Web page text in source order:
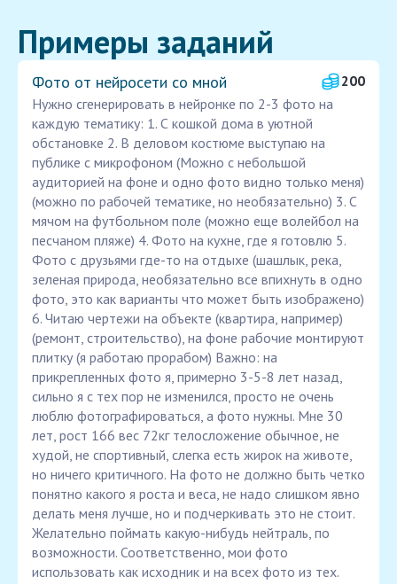
Примеры заданий
Фото от нейросети со мной
200
Нужно сгенерировать в нейронке по 2-3 фото на
каждую тематику: 1. С кошкой дома в уютной
обстановке 2. В деловом костюме выступаю на
публике с микрофоном (Можно с небольшой
аудиторией на фоне и одно фото видно только меня)
(можно по рабочей тематике, но необязательно) 3. С
мячом на футбольном поле (можно еще волейбол на
песчаном пляже) 4. Фото на кухне, где я готовлю 5.
Фото с друзьями где-то на отдыхе (шашлык, река,
зеленая природа, необязательно все впихнуть в одно
фото, это как варианты что может быть изображено)
6. Читаю чертежи на объекте (квартира, например)
(ремонт, строительство), на фоне рабочие монтируют
плитку (я работаю прорабом) Важно: на
прикрепленных фото я, примерно 3-5-8 лет назад,
сильно я с тех пор не изменился, просто не очень
люблю фотографироваться, а фото нужны. Мне 30
лет, рост 166 вес 72кг телосложение обычное, не
худой, не спортивный, слегка есть жирок на животе,
но ничего критичного. На фото не должно быть четко
понятно какого я роста и веса, не надо слишком явно
делать меня лучше, но и подчеркивать это не стоит.
Желательно поймать какую-нибудь нейтраль, по
возможности. Соответственно, мои фото
использовать как исходник и на всех фото из тех.